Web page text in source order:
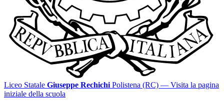
Liceo Statale Giuseppe Rechichi Polistena (RC) — Visita la pagina
iniziale della scuola